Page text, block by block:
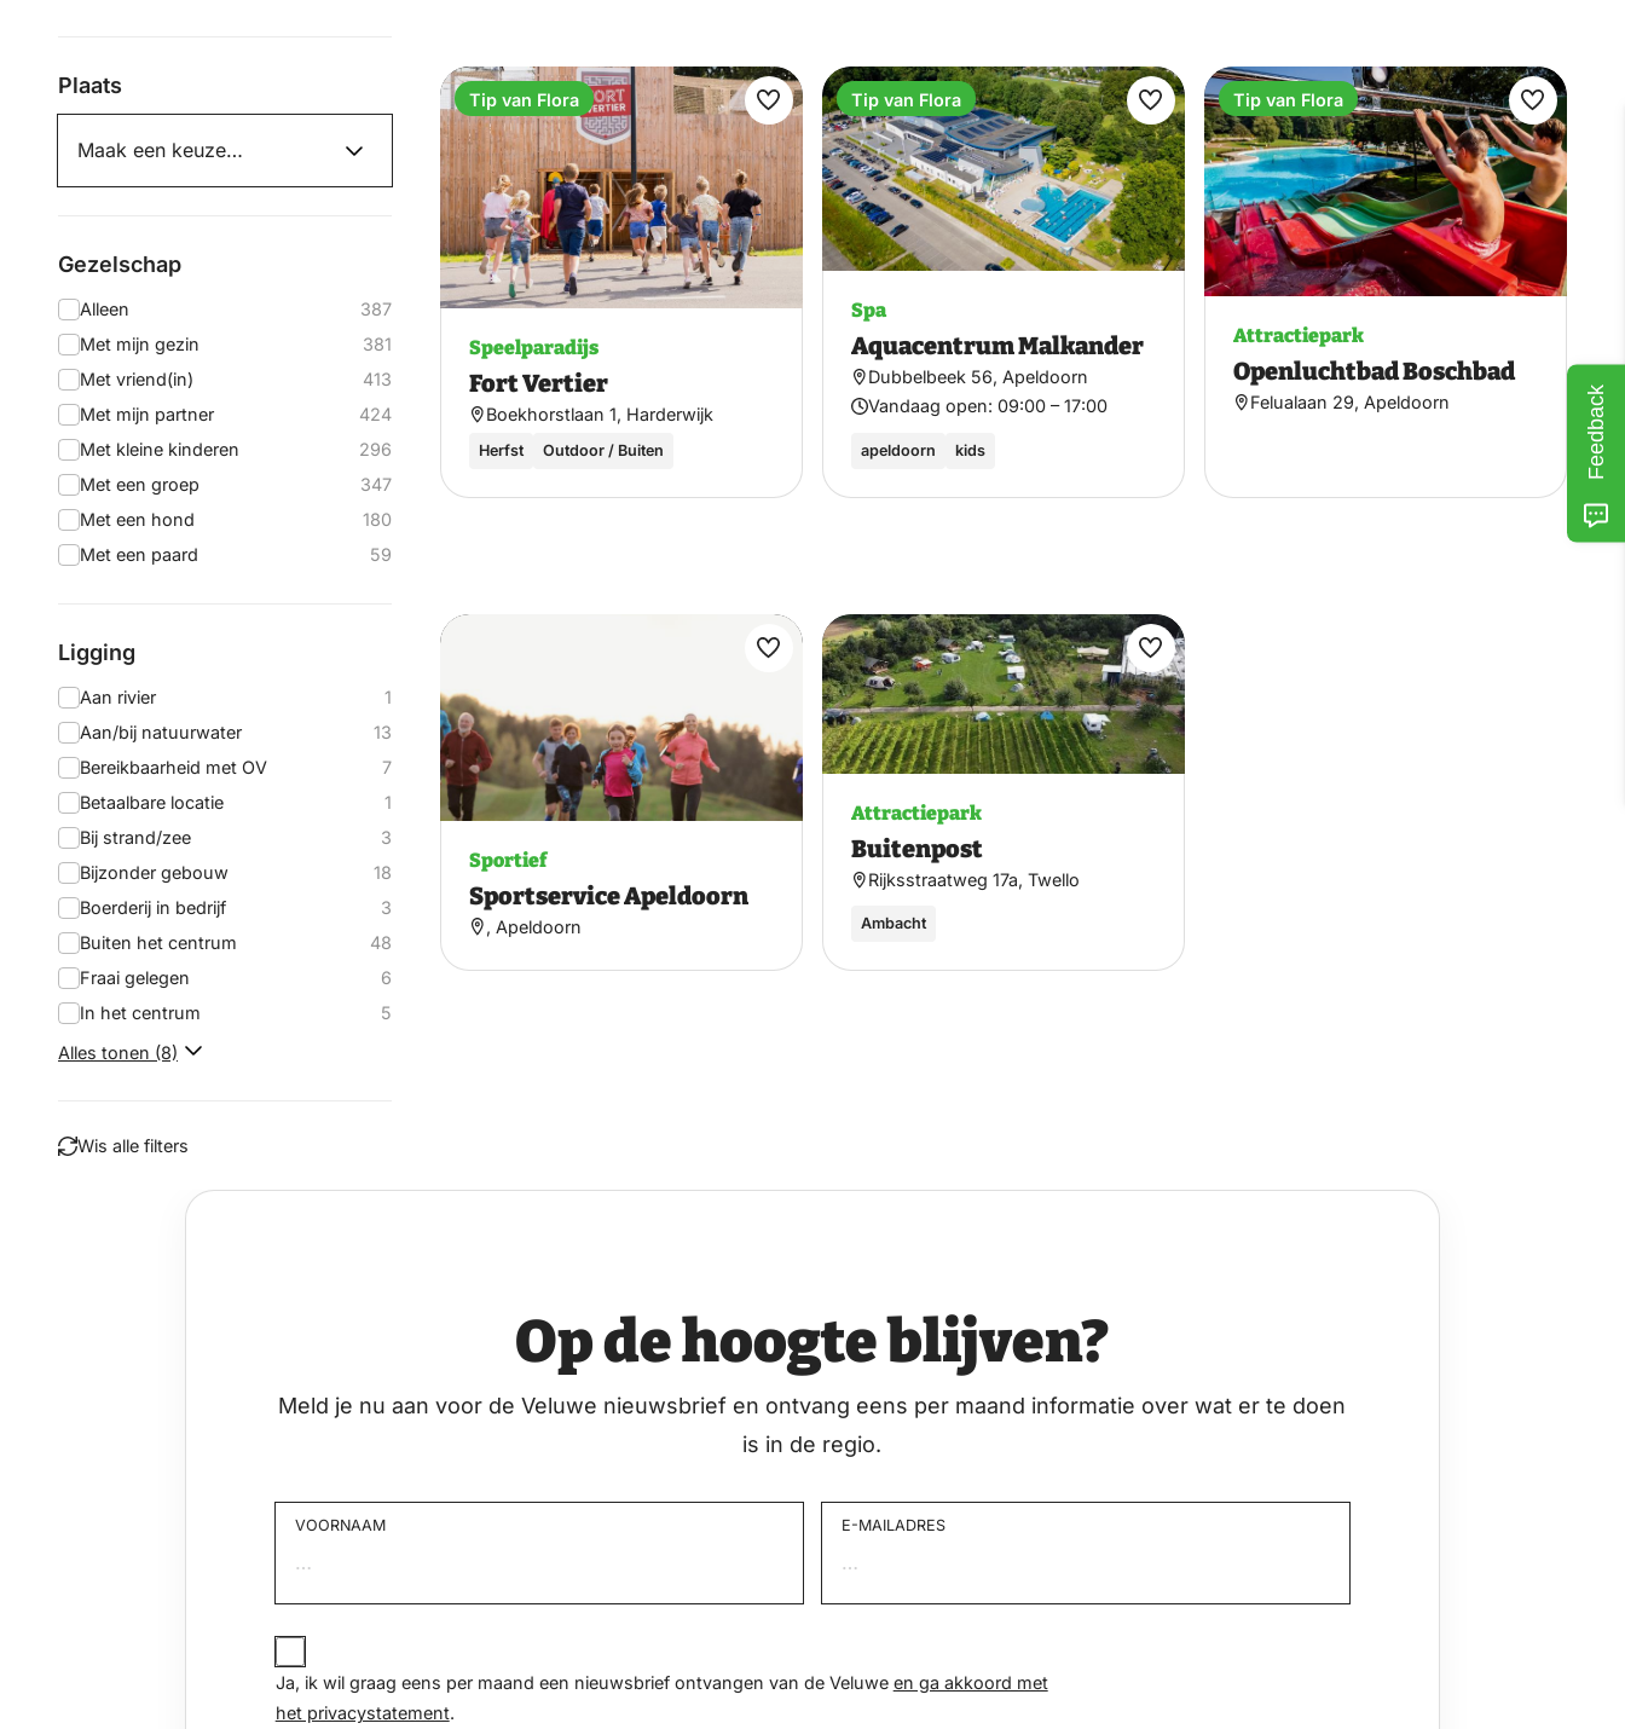
Speelparadijs
Fort Vertier
Boekhorstlaan 1, Harderwijk
Herfst Outdoor / Buiten
Tip van Flora
Maak
favoriet
Spa
Aquacentrum Malkander
Dubbelbeek 56, Apeldoorn
Vandaag open: 09:00 – 17:00
apeldoorn kids
Tip van Flora
Maak
favoriet
Attractiepark
Openluchtbad Boschbad
Felualaan 29, Apeldoorn
Tip van Flora
Maak
favoriet
Sportief
Sportservice Apeldoorn
, Apeldoorn
Maak
favoriet
Attractiepark
Buitenpost
Rijksstraatweg 17a, Twello
Ambacht
Maak
favoriet
Plaats
Gezelschap
Alleen
387
Met mijn gezin
381
Met vriend(in)
413
Met mijn partner
424
Met kleine kinderen
296
Met een groep
347
Met een hond
180
Met een paard
59
Ligging
Aan rivier
1
Aan/bij natuurwater
13
Bereikbaarheid met OV
7
Betaalbare locatie
1
Bij strand/zee
3
Bijzonder gebouw
18
Boerderij in bedrijf
3
Buiten het centrum
48
Fraai gelegen
6
In het centrum
5
Alles tonen (8)
Wis alle filters
Op de hoogte blijven?
Meld je nu aan voor de Veluwe nieuwsbrief en ontvang eens per maand informatie over wat er te doen
is in de regio.
VOORNAAM E-MAILADRES
JA,
IK
WIL
GRAAG
Ja, ik wil graag eens per maand een nieuwsbrief ontvangen van de Veluwe en ga akkoord met
het privacystatement.
Feedback